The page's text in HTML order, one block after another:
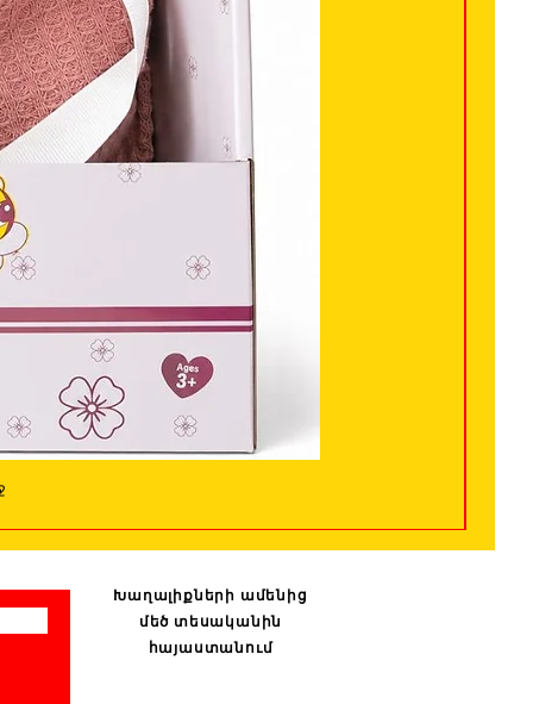
Խաղալիքների ամենից
մեծ տեսականին
հայաստանում